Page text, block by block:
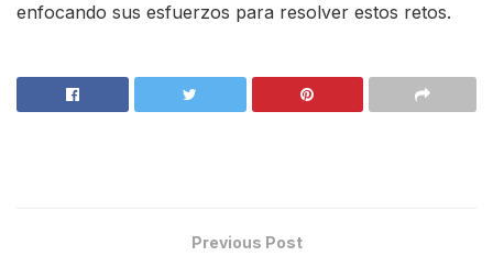
enfocando sus esfuerzos para resolver estos retos.
Previous Post